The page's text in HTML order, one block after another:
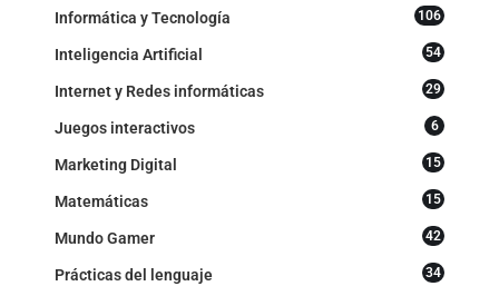
Informática y Tecnología 106
Inteligencia Artificial 54
Internet y Redes informáticas 29
Juegos interactivos 6
Marketing Digital 15
Matemáticas 15
Mundo Gamer 42
Prácticas del lenguaje 34